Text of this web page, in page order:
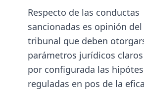
Respecto de las conductas
sancionadas es opinión
tribunal que deben
parámetros jurídicos
por configurada las
reguladas en pos de la